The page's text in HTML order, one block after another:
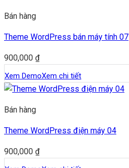
Bán hàng
Theme WordPress bán máy tính 07
900,000 ₫
Xem DemoXem chi tiết
Bán hàng
Theme WordPress điện máy 04
900,000 ₫